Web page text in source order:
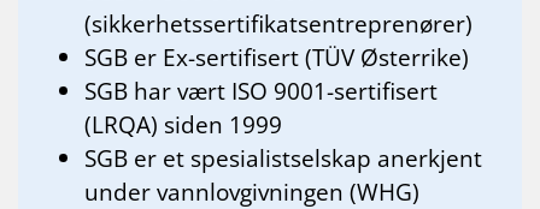
(sikkerhetssertifikatsentreprenører)
SGB er Ex-sertifisert (TÜV Østerrike)
SGB har vært ISO 9001-sertifisert
(LRQA) siden 1999
SGB er et spesialistselskap anerkjent
under vannlovgivningen (WHG)